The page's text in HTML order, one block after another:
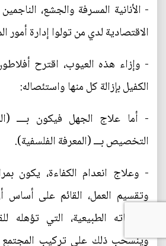
- الأنانية المسرفة والجشع،
الاقتصادية لدي من تولوا إدارة أمور
- وإزاء هذه العيوب، اقترح
الكفيل بإزالة كل منها واستئصاله:
- أما علاج الجهل فيكون بــــ
التخصيص بـــ (المعرفة الفلسفية).
- وعلاج انعدام الكفاءة، يكون
وتقسيم العمل، القائم على أساس
وقابلياته الطبيعية، التي تؤهله
وينسحب ذلك على تركيب المجتمع